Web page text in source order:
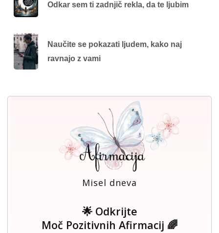
Odkar sem ti zadnjič rekla, da te ljubim
Naučite se pokazati ljudem, kako naj
ravnajo z vami
Misel dneva
🌟 Odkrijte
Moč Pozitivnih Afirmacij 🌈